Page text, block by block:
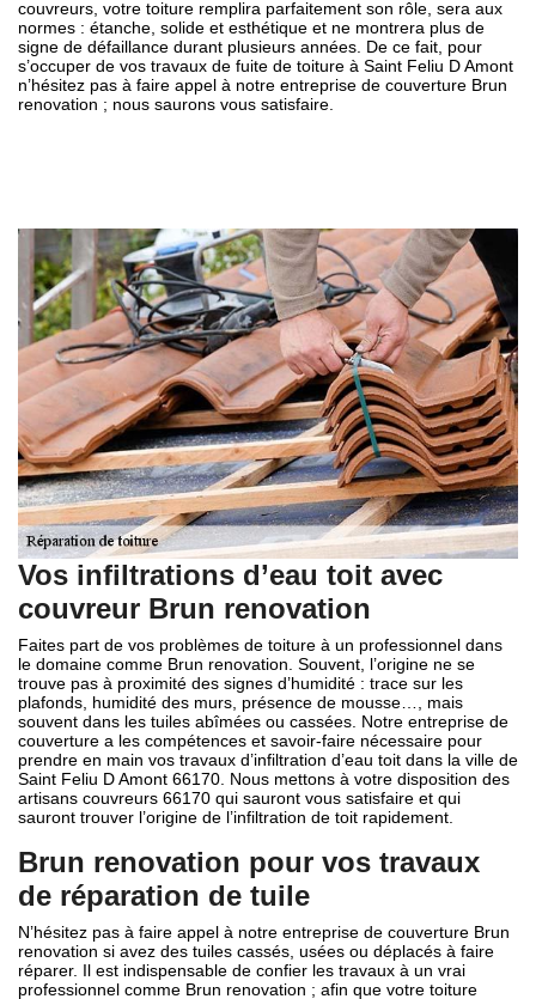
couvreurs, votre toiture remplira parfaitement son rôle, sera aux
normes : étanche, solide et esthétique et ne montrera plus de
signe de défaillance durant plusieurs années. De ce fait, pour
s’occuper de vos travaux de fuite de toiture à Saint Feliu D Amont
n’hésitez pas à faire appel à notre entreprise de couverture Brun
renovation ; nous saurons vous satisfaire.
Vos infiltrations d’eau toit avec
couvreur Brun renovation
Faites part de vos problèmes de toiture à un professionnel dans
le domaine comme Brun renovation. Souvent, l’origine ne se
trouve pas à proximité des signes d’humidité : trace sur les
plafonds, humidité des murs, présence de mousse…, mais
souvent dans les tuiles abîmées ou cassées. Notre entreprise de
couverture a les compétences et savoir-faire nécessaire pour
prendre en main vos travaux d’infiltration d’eau toit dans la ville de
Saint Feliu D Amont 66170. Nous mettons à votre disposition des
artisans couvreurs 66170 qui sauront vous satisfaire et qui
sauront trouver l’origine de l’infiltration de toit rapidement.
Brun renovation pour vos travaux
de réparation de tuile
N’hésitez pas à faire appel à notre entreprise de couverture Brun
renovation si avez des tuiles cassés, usées ou déplacés à faire
réparer. Il est indispensable de confier les travaux à un vrai
professionnel comme Brun renovation ; afin que votre toiture